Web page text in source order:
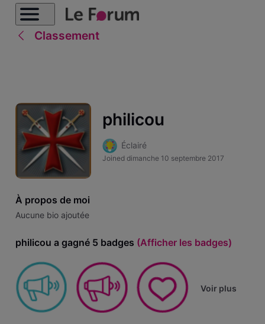
Classement
philicou
Éclairé
Joined dimanche 10 septembre 2017
À propos de moi
Aucune bio ajoutée
philicou a gagné 5 badges (Afficher les badges)
Voir plus